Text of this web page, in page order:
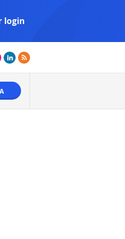
login